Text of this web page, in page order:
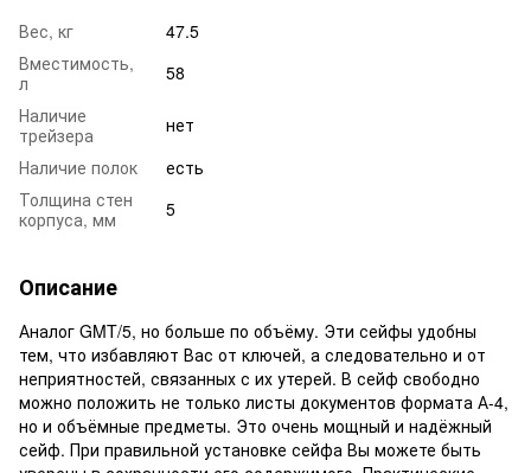
Вес, кг
47.5
Вместимость,
л
58
Наличие
трейзера
нет
Наличие полок
есть
Толщина стен
корпуса, мм
5
Описание
Аналог GMT/5, но больше по объёму. Эти сейфы удобны
тем, что избавляют Вас от ключей, а следовательно и от
неприятностей, связанных с их утерей. В сейф свободно
можно положить не только листы документов формата А-4,
но и объёмные предметы. Это очень мощный и надёжный
сейф. При правильной установке сейфа Вы можете быть